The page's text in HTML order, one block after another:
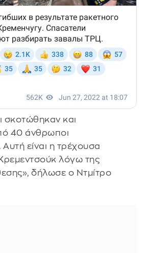
σκοτώθηκαν και
40 άνθρωποι
είναι η τρέχουσα
λόγω της
δήλωσε ο Ντμίτρο